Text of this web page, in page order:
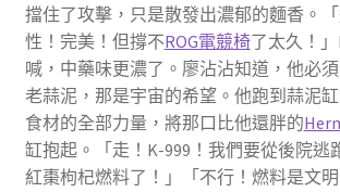
擋住了攻擊，只是散發出濃郁的麵香。
性！完美！但撐不ROG電競椅了太久！
喊，中藥味更濃了。廖沾沾知道，他必
老蒜泥，那是宇宙的希望。他跑到蒜泥
食材的全部力量，將那口比他還胖的
缸抱起。「走！K-999！我們要從後院逃
紅棗枸杞燃料了！」「不行！燃料是文